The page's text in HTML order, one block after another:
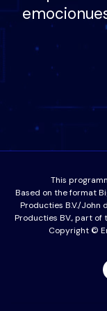
nëna dhe
nuk i
This
Based on the format
Producties B.V./John
Producties BV., part
Copyright ©